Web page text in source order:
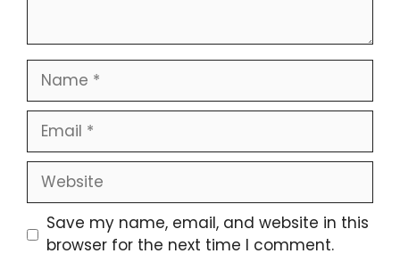
Name
Email
Website
Save my name, email, and website in this
browser for the next time I comment.